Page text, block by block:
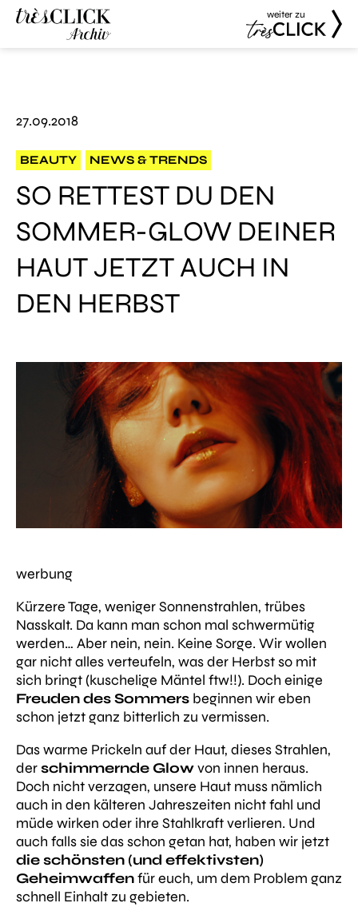
weiter zu
27.09.2018
BEAUTY NEWS & TRENDS
SO RETTEST DU DEN
SOMMER-GLOW DEINER
HAUT JETZT AUCH IN
DEN HERBST
werbung
Kürzere Tage, weniger Sonnenstrahlen, trübes
Nasskalt. Da kann man schon mal schwermütig
werden… Aber nein, nein. Keine Sorge. Wir wollen
gar nicht alles verteufeln, was der Herbst so mit
sich bringt (kuschelige Mäntel ftw!!). Doch einige
Freuden des Sommers beginnen wir eben
schon jetzt ganz bitterlich zu vermissen.
Das warme Prickeln auf der Haut, dieses Strahlen,
derschimmernde Glowvon innen heraus.
Doch nicht verzagen, unsere Haut muss nämlich
auch in den kälteren Jahreszeiten nicht fahl und
müde wirken oder ihre Stahlkraft verlieren. Und
auch falls sie das schon getan hat, haben wir jetzt
die schönsten (und effektivsten)
Geheimwaffenfür euch, um dem Problem ganz
schnell Einhalt zu gebieten.